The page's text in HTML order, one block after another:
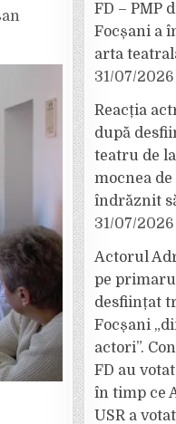
FD – PMP
Focșani a
arta
31/07/2026
Reacția
după
teatru de
mocnea
îndrăznit
31/07/2026
Actorul
pe
desființat
Focșani
actori”.
FD au
în timp ce
USR a